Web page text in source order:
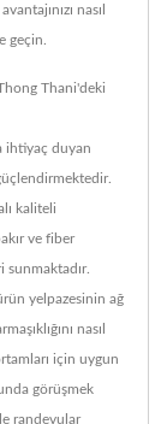
nasıl
geçin.
Thani'deki
ihtiyaç duyan
kaliteli
ve fiber
sunmaktadır.
yelpazesinin ağ
nasıl
için uygun
görüşmek
randevular